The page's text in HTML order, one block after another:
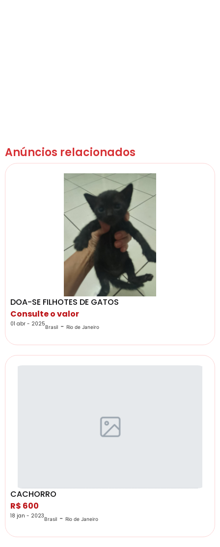
Anúncios relacionados
DOA-SE FILHOTES DE GATOS
Consulte o valor
01 abr - 2025Brasil - Rio de Janeiro
CACHORRO
R$ 600
18 jan - 2023Brasil - Rio de Janeiro